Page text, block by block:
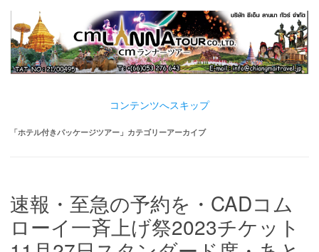
コンテンツへスキップ
「ホテル付きパッケージツアー 」カテゴリーアーカイブ
速報・至急の予約を・CADコム
ローイ一斉上げ祭2023チケット